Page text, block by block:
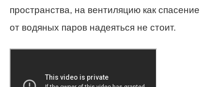
пространства, на вентиляцию как спасение
от водяных паров надеяться не стоит.